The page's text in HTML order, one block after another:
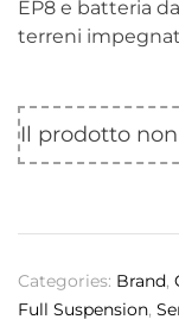
EP8 e batteria
terreni
Il prodotto
Categories: Brand,
Full Suspension,